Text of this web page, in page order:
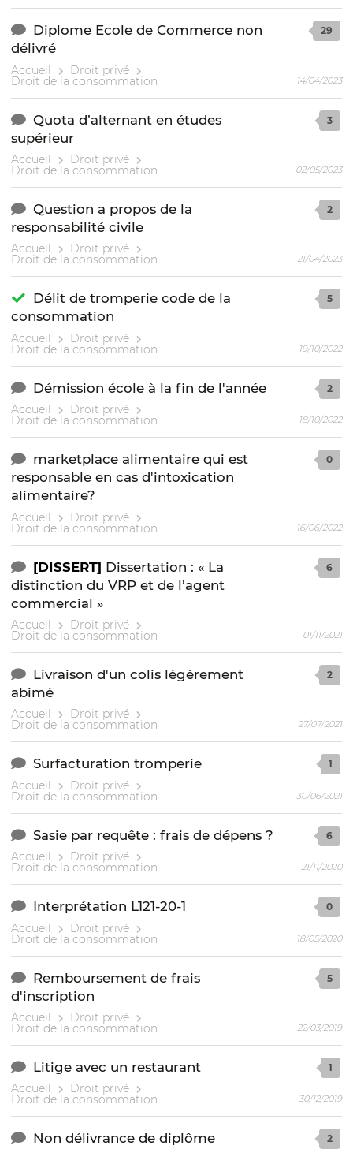
Diplome Ecole de Commerce non
délivré
Accueil Droit privé
Droit de la consommation
29
14/04/2023
Quota d’alternant en études
supérieur
Accueil Droit privé
Droit de la consommation
3
02/05/2023
Question a propos de la
responsabilité civile
Accueil Droit privé
Droit de la consommation
2
21/04/2023
Délit de tromperie code de la
consommation
Accueil Droit privé
Droit de la consommation
5
19/10/2022
Démission école à la fin de l'année
Accueil Droit privé
Droit de la consommation
2
18/10/2022
marketplace alimentaire qui est
responsable en cas d'intoxication
alimentaire?
Accueil Droit privé
Droit de la consommation
0
16/06/2022
[DISSERT] Dissertation : « La
distinction du VRP et de l’agent
commercial »
Accueil Droit privé
Droit de la consommation
6
01/11/2021
Livraison d'un colis légèrement
abimé
Accueil Droit privé
Droit de la consommation
2
27/07/2021
Surfacturation tromperie
Accueil Droit privé
Droit de la consommation
1
30/06/2021
Sasie par requête : frais de dépens ?
Accueil Droit privé
Droit de la consommation
6
21/11/2020
Interprétation L121-20-1
Accueil Droit privé
Droit de la consommation
0
18/05/2020
Remboursement de frais
d'inscription
Accueil Droit privé
Droit de la consommation
5
22/03/2019
Litige avec un restaurant
Accueil Droit privé
Droit de la consommation
1
30/12/2019
Non délivrance de diplôme 2